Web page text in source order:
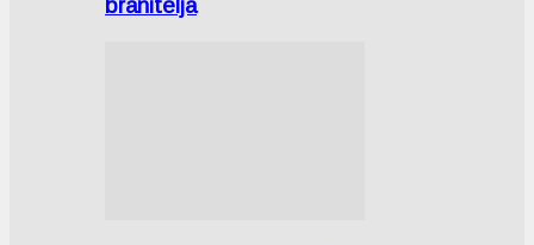
branitelja